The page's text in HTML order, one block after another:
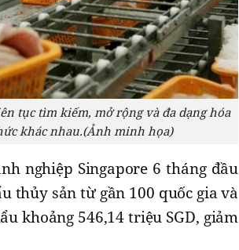
tục tìm kiếm, mở rộng và đa dạng hóa
khác nhau.(Ảnh minh họa)
nghiệp Singapore 6 tháng đầu
thủy sản từ gần 100 quốc gia và
khoảng 546,14 triệu SGD, giảm